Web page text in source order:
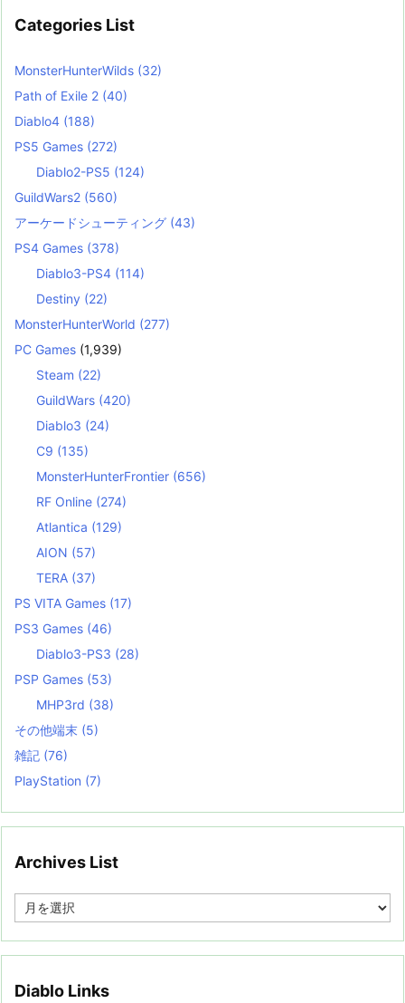
Categories List
MonsterHunterWilds (32)
Path of Exile 2 (40)
Diablo4 (188)
PS5 Games (272)
Diablo2-PS5 (124)
GuildWars2 (560)
アーケードシューティング (43)
PS4 Games (378)
Diablo3-PS4 (114)
Destiny (22)
MonsterHunterWorld (277)
PC Games (1,939)
Steam (22)
GuildWars (420)
Diablo3 (24)
C9 (135)
MonsterHunterFrontier (656)
RF Online (274)
Atlantica (129)
AION (57)
TERA (37)
PS VITA Games (17)
PS3 Games (46)
Diablo3-PS3 (28)
PSP Games (53)
MHP3rd (38)
その他端末 (5)
雑記 (76)
PlayStation (7)
Archives List
e
Diablo Links